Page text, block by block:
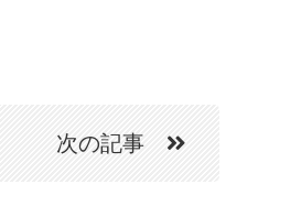
次の記事